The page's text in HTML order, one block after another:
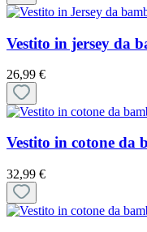
Vestito in jersey da
26,99 €
Vestito in cotone da
32,99 €